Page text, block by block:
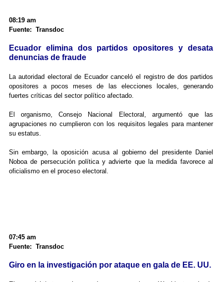
08:19 am
Fuente: Transdoc
Ecuador elimina dos partidos opositores y desata
denuncias de fraude
La autoridad electoral de Ecuador canceló el registro de dos partidos
opositores a pocos meses de las elecciones locales, generando
fuertes críticas del sector político afectado.
El organismo, Consejo Nacional Electoral, argumentó que las
agrupaciones no cumplieron con los requisitos legales para mantener
su estatus.
Sin embargo, la oposición acusa al gobierno del presidente Daniel
Noboa de persecución política y advierte que la medida favorece al
oficialismo en el proceso electoral.
07:45 am
Fuente: Transdoc
Giro en la investigación por ataque en gala de EE. UU.